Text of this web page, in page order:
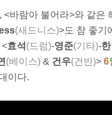
<바람아 불어라>와 같은
(새드니스)>도 참 좋기
<효석 (드럼)-영준(기타)-한
(베이스) & 건우(건반)> 6
이다.